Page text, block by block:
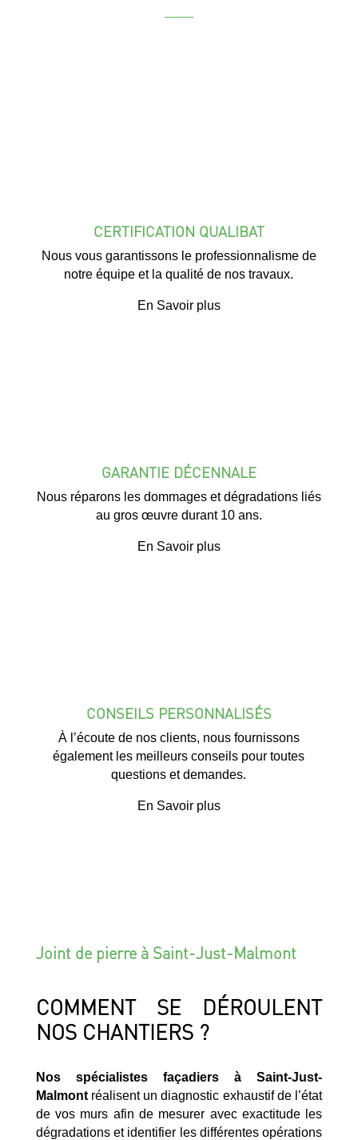
CERTIFICATION QUALIBAT
Nous vous garantissons le professionnalisme de
notre équipe et la qualité de nos travaux.
En Savoir plus
GARANTIE DÉCENNALE
Nous réparons les dommages et dégradations liés
au gros œuvre durant 10 ans.
En Savoir plus
CONSEILS PERSONNALISÉS
À l’écoute de nos clients, nous fournissons
également les meilleurs conseils pour toutes
questions et demandes.
En Savoir plus
Joint de pierre à Saint-Just-Malmont
COMMENT SE DÉROULENT
NOS CHANTIERS ?
Nos spécialistes façadiers à Saint-Just-
Malmontréalisent un diagnostic exhaustif de l’état
de vos murs afin de mesurer avec exactitude les
dégradations et identifier les différentes opérations